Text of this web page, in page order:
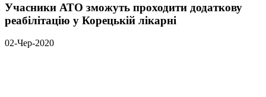
Учасники АТО зможуть проходити додаткову
реабілітацію у Корецькій лікарні
02-Чер-2020